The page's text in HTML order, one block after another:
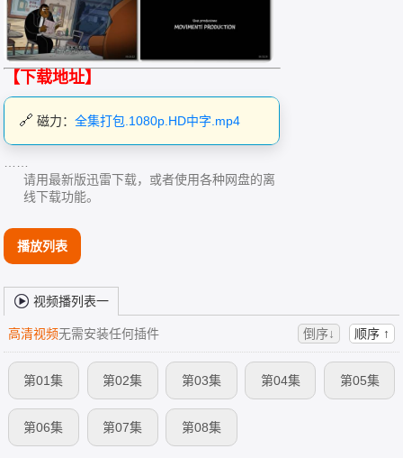
【下载地址】
磁力：全集打包.1080p.HD中字.mp4
……
请用最新版迅雷下载，或者使用各种网盘的离
线下载功能。
播放列表
视频播列表一
高清视频无需安装任何插件 倒序↓ 顺序 ↑
第01集 第02集 第03集 第04集 第05集
第06集 第07集 第08集